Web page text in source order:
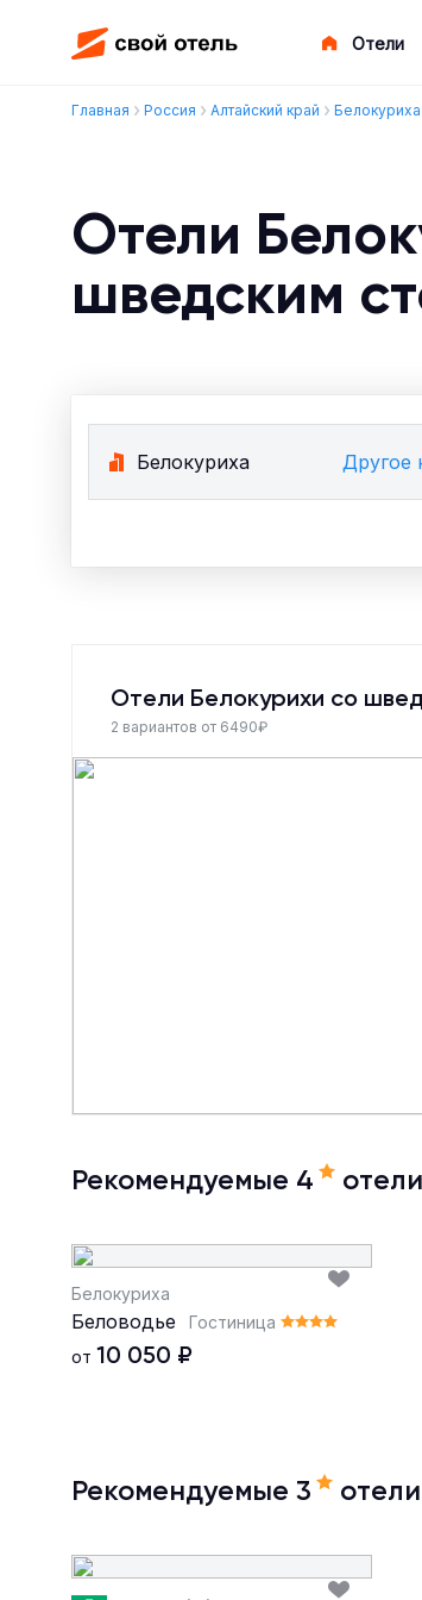
Отели
Главная Россия Алтайский край Белокуриха
Отели
шведским
Белокуриха Другое
Отели Белокурихи со
2 вариантов от 6490₽
Рекомендуемые 4 отели
Белокуриха
Беловодье
Гостиница
от 10 050 ₽
Рекомендуемые 3 отели